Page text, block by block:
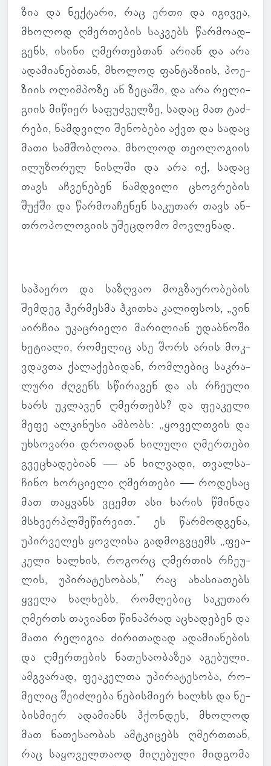
ზია და ნექ­ტარი, რაც ერთი და იგი­ვეა,
მხო­ლოდ ღმერ­თე­ბის საკ­ვებს წარ­მო­ად­
გენს, ისინი ღმერ­თებ­თან არიან და არა
ადა­მი­ა­ნებ­თან, მხო­ლოდ ფან­ტა­ზიის, პო­ე­
ზიის ოლიმ­პოზე ან ზე­ცაში, და არა რე­ლი­
გიის მი­წიერ სა­ფუძ­ველზე, სადაც მათ ტაძ­
რები, ნამ­დვილი შე­ნო­ბები აქვთ და სადაც
მათი სამ­შობ­ლოა. მხო­ლოდ თე­ო­ლო­გიის
ილუ­ზო­რულ ნისლში და არა იქ, სადაც
თავს აჩ­ვე­ნე­ბენ ნამ­დვილი ცხოვ­რე­ბის
შუქში და წარ­მო­ა­ჩე­ნენ სა­კუ­თარ თავს ან­
თრო­პო­ლო­გიის უშეც­დომო მოვ­ლე­ნად.
სა­ჰა­ერო და სა­ზღვაო მოგ­ზა­უ­რო­ბე­ბის
შემ­დეგ ჰერ­მესმა ჰკი­თხა კა­ლიფ­სოს, „ვინ
აირ­ჩია უკაც­რი­ელი მა­რი­ლიან უდაბ­ნოში
ხე­ტი­ალი, რო­მე­ლიც ასე შორს არის მოკ­
ვდავთა ქა­ლა­ქე­ბი­დან, რომ­ლე­ბიც საკ­რა­
ლური ძღვენს სწი­რა­ვენ და ას რჩე­ული
ხარს უკ­ლა­ვენ ღმერ­თებს? და ფე­ა­კელი
მეფე ალ­კი­ნუსი ამ­ბობს: „ყო­ველ­თვის და
უხ­სო­ვარი დრო­ი­დან ხი­ლული ღმერ­თები
გვე­ცხა­დე­ბიან — ან ხილ­ვადი, თვალ­სა­
ჩინო ხორ­ცი­ელი ღმერ­თები — რო­დე­საც
მათ თაყ­ვანს ვცემთ ასი ხარის წმინდა
მსხვერ­პლშე­წირ­ვით." ეს წარ­მოდ­გენა,
უპირ­ვე­ლეს ყოვ­ლისა გად­მოგ­ვცემს „ფე­ა­
კელი ხალ­ხის, რო­გორც ღმერ­თის რჩე­უ­
ლის, უპი­რა­ტე­სო­ბას," რაც ახა­სი­ა­თებს
ყველა ხალ­ხებს, რომ­ლე­ბიც სა­კუ­თარ
ღმერთს თა­ვი­ანთ წი­ნაპ­რად აცხა­დე­ბენ და
მათი რე­ლი­გია ძი­რი­თა­დად ადა­მი­ა­ნე­ბის
და ღმერ­თე­ბის ნა­თე­სა­ო­ბა­ზეა აგე­ბული.
ამ­გვა­რად, ფე­ა­კელთა უპი­რა­ტე­სობა, რო­
მე­ლიც შე­იძ­ლება ნე­ბის­მიერ ხალხს და ნე­
ბის­მიერ ადა­მი­ანს ჰქონ­დეს, მხო­ლოდ
მათ ნა­თე­სა­ო­ბას ამ­ტკი­ცებს ღმერ­თთან,
რაც სა­ყო­ველ­თაოდ მი­ღე­ბული მიდ­გომა